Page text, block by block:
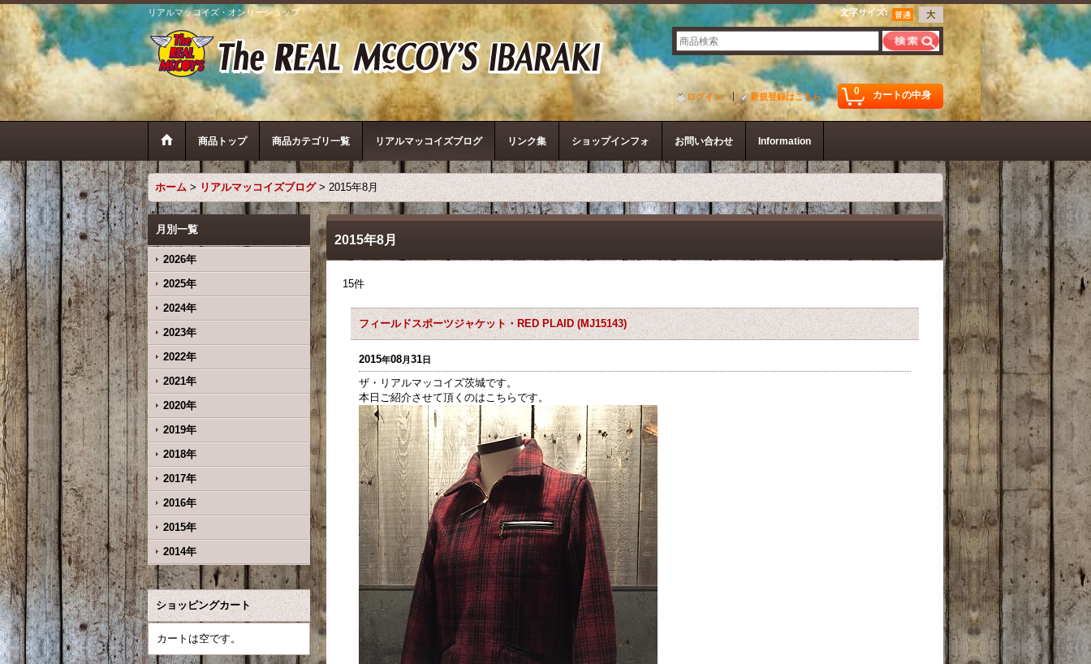
リアルマッコイズ・オンリーショップ 文字サイズ:
ザ・リアルマッコイズ
0 カートの中身
ログイン 新規登録はこちら
商品トップ 商品カテゴリ一覧 リアルマッコイズブログ リンク集 ショップインフォ お問い合わせ Information
ホーム > リアルマッコイズブログ > 2015年8月
月別一覧
2026年
2025年
2024年
2023年
2022年
2021年
2020年
2019年
2018年
2017年
2016年
2015年
2014年
ショッピングカート
カートは空です。
2015年8月
15件
フィールドスポーツジャケット・RED PLAID (MJ15143)
2015年08月31日
ザ・リアルマッコイズ茨城です。
本日ご紹介させて頂くのはこちらです。